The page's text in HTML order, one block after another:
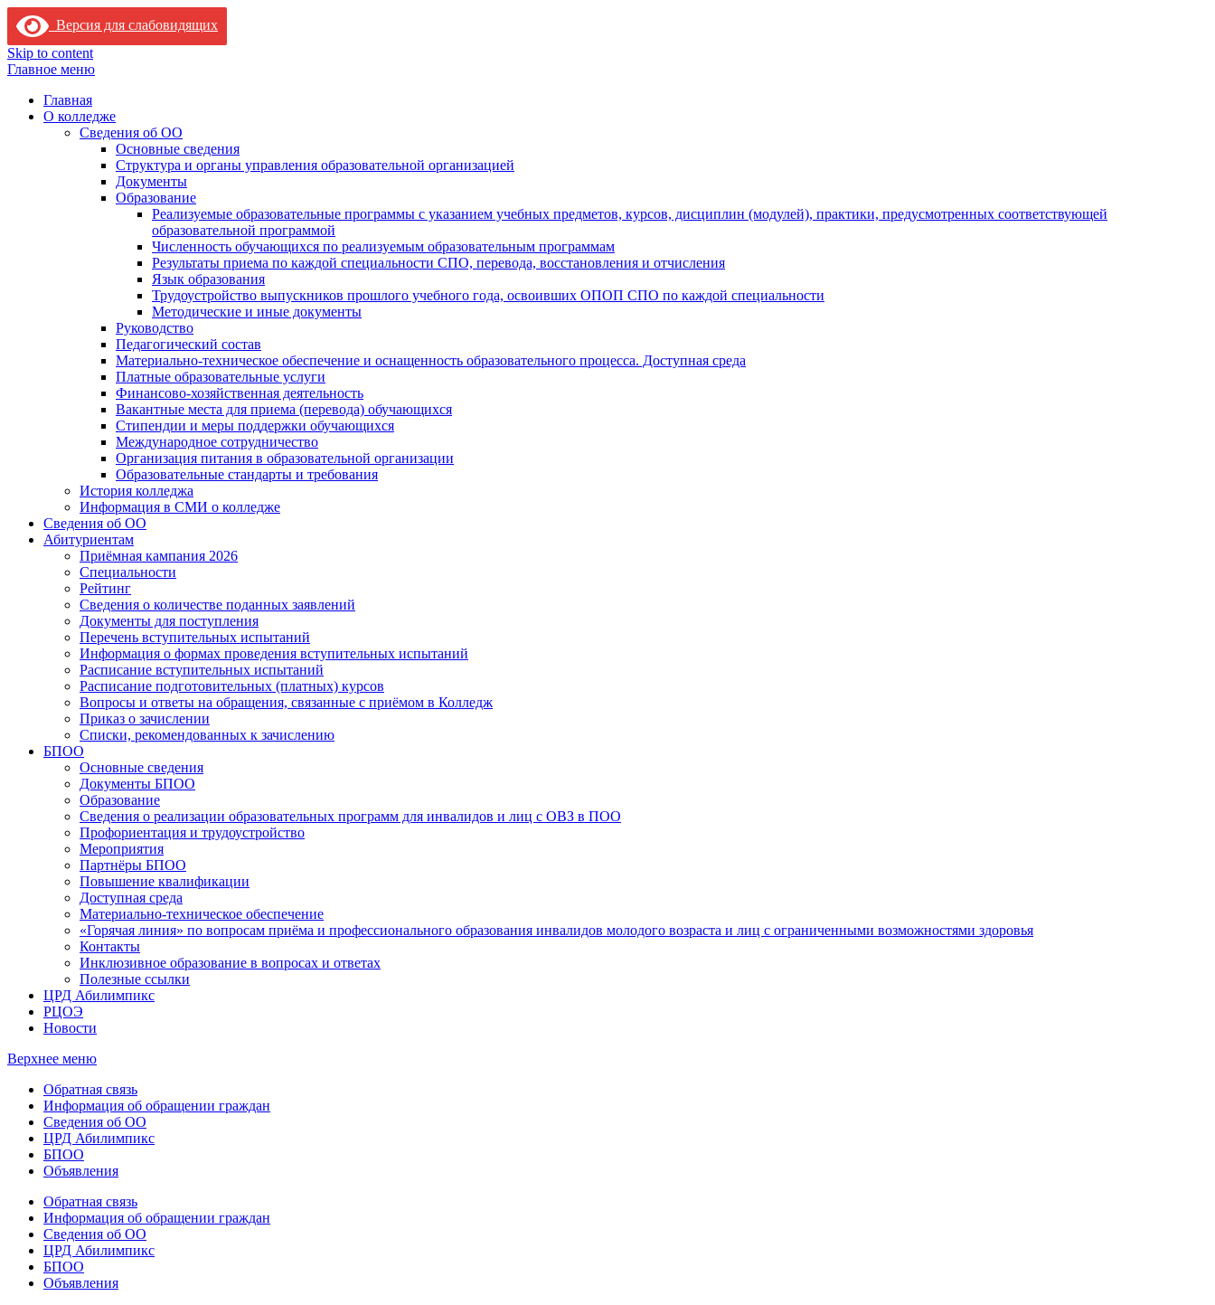
Версия для слабовидящих
Skip to content
Главное меню
Главная
О колледже
Сведения об ОО
Основные сведения
Структура и органы управления образовательной организацией
Документы
Образование
Реализуемые образовательные программы с указанием учебных предметов, курсов, дисциплин (модулей), практики, предусмотренных соответствующей
образовательной программой
Численность обучающихся по реализуемым образовательным программам
Результаты приема по каждой специальности СПО, перевода, восстановления и отчисления
Язык образования
Трудоустройство выпускников прошлого учебного года, освоивших ОПОП СПО по каждой специальности
Методические и иные документы
Руководство
Педагогический состав
Материально-техническое обеспечение и оснащенность образовательного процесса. Доступная среда
Платные образовательные услуги
Финансово-хозяйственная деятельность
Вакантные места для приема (перевода) обучающихся
Стипендии и меры поддержки обучающихся
Международное сотрудничество
Организация питания в образовательной организации
Образовательные стандарты и требования
История колледжа
Информация в СМИ о колледже
Сведения об ОО
Абитуриентам
Приёмная кампания 2026
Специальности
Рейтинг
Сведения о количестве поданных заявлений
Документы для поступления
Перечень вступительных испытаний
Информация о формах проведения вступительных испытаний
Расписание вступительных испытаний
Расписание подготовительных (платных) курсов
Вопросы и ответы на обращения, связанные с приёмом в Колледж
Приказ о зачислении
Списки, рекомендованных к зачислению
БПОО
Основные сведения
Документы БПОО
Образование
Сведения о реализации образовательных программ для инвалидов и лиц с ОВЗ в ПОО
Профориентация и трудоустройство
Мероприятия
Партнёры БПОО
Повышение квалификации
Доступная среда
Материально-техническое обеспечение
«Горячая линия» по вопросам приёма и профессионального образования инвалидов молодого возраста и лиц с ограниченными возможностями здоровья
Контакты
Инклюзивное образование в вопросах и ответах
Полезные ссылки
ЦРД Абилимпикс
РЦОЭ
Новости
Верхнее меню
Обратная связь
Информация об обращении граждан
Сведения об ОО
ЦРД Абилимпикс
БПОО
Объявления
Обратная связь
Информация об обращении граждан
Сведения об ОО
ЦРД Абилимпикс
БПОО
Объявления